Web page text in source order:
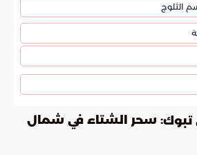
الثلوج
تبوك: سحر الشتاء في شمال